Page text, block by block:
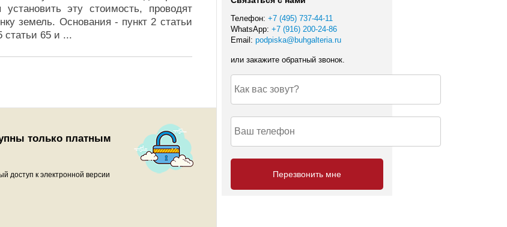
эту стоимость, проводят
земель. Основания - пункт 2 статьи
статьи 65 и ...
только платным
доступ к электронной версии
Телефон: +7 (495) 737-44-11
WhatsApp: +7 (916) 200-24-86
Email: podpiska@buhgalteria.ru
или закажите обратный звонок.